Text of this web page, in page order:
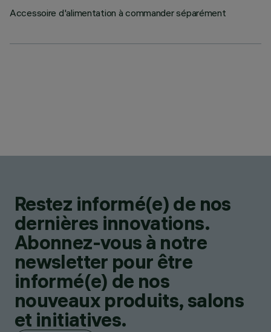
Accessoire d'alimentation à commander séparément
Restez informé(e) de nos
dernières innovations.
Abonnez-vous à notre
newsletter pour être
informé(e) de nos
nouveaux produits, salons
et initiatives.